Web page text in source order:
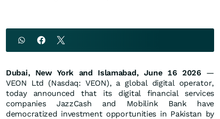
Dubai, New York and Islamabad, June 16 2026 —
VEON Ltd (Nasdaq: VEON), a global digital operator,
today announced that its digital financial services
companies JazzCash and Mobilink Bank have
democratized investment opportunities in Pakistan by